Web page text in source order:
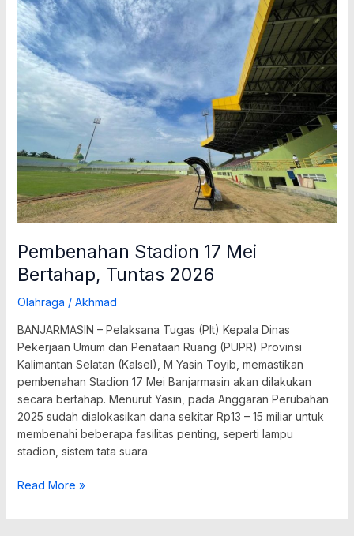
Pembenahan Stadion 17 Mei
Bertahap, Tuntas 2026
Olahraga / Akhmad
BANJARMASIN – Pelaksana Tugas (Plt) Kepala Dinas
Pekerjaan Umum dan Penataan Ruang (PUPR) Provinsi
Kalimantan Selatan (Kalsel), M Yasin Toyib, memastikan
pembenahan Stadion 17 Mei Banjarmasin akan dilakukan
secara bertahap. Menurut Yasin, pada Anggaran Perubahan
2025 sudah dialokasikan dana sekitar Rp13 – 15 miliar untuk
membenahi beberapa fasilitas penting, seperti lampu
stadion, sistem tata suara
Stadion
17
Mei
Bertahap,
Tuntas
2026
Read More »